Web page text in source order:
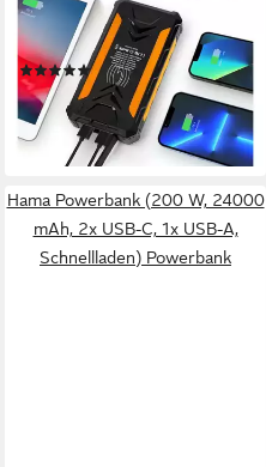
Anschlüssen, Solar
Powerbank Notfallakku mit
hoher Kapazität, 5 V/3 A
Schnellladefunktion,
universelles USB-
Solarladegerät,
Campingzubehör, Outdoor-
Überlebensausrüstung
36000 mAh, Outdoor-
(1)
44,98 € UVP79,99 €
-44%
lieferbar - in 2-3 Werktagen bei dir
Hama Powerbank (200 W, 24000
mAh, 2x USB-C, 1x USB-A,
Schnellladen) Powerbank